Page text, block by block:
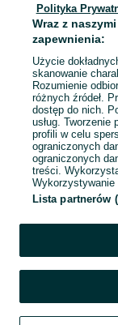
Mapa miejscowości
Mapa ministron
Popularne
Polityka
Wraz z
zapewnienia:
Użycie
skanowanie
Rozumienie
różnych źródeł.
dostęp do nich.
usług. Tworzenie
profili w celu
ograniczonych
ograniczonych
treści.
Wykorzystywanie
Lista partnerów